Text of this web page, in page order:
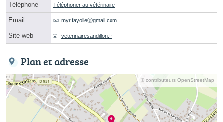
Téléphone Téléphoner au vétérinaire
Email myr.fayolleⓐgmail.com
Site web veterinairesandillon.fr
Plan et adresse
© contributeurs OpenStreetMap